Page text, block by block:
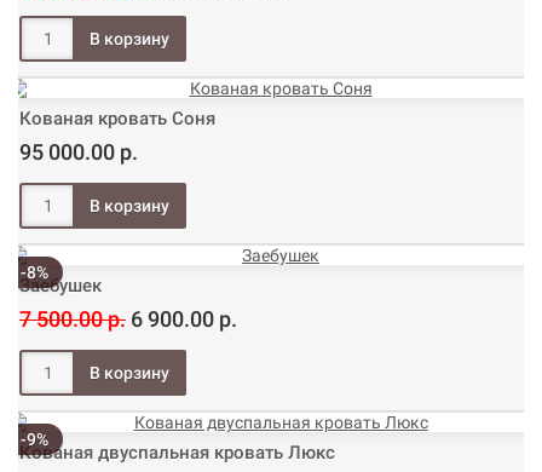
Кованая кровать Соня
95 000.00 р.
-8%
Заебушек
7 500.00 р. 6 900.00 р.
-9%
Кованая двуспальная кровать Люкс